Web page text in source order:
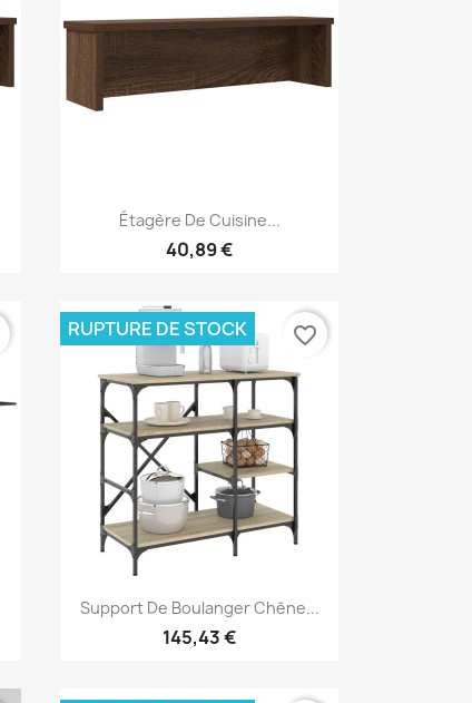
Aperçu rapide
Étagère De Cuisine...
40,89 €
Aperçu rapide
Support De Boulanger Chêne...
145,43 €
RUPTURE DE STOCK favorite_border